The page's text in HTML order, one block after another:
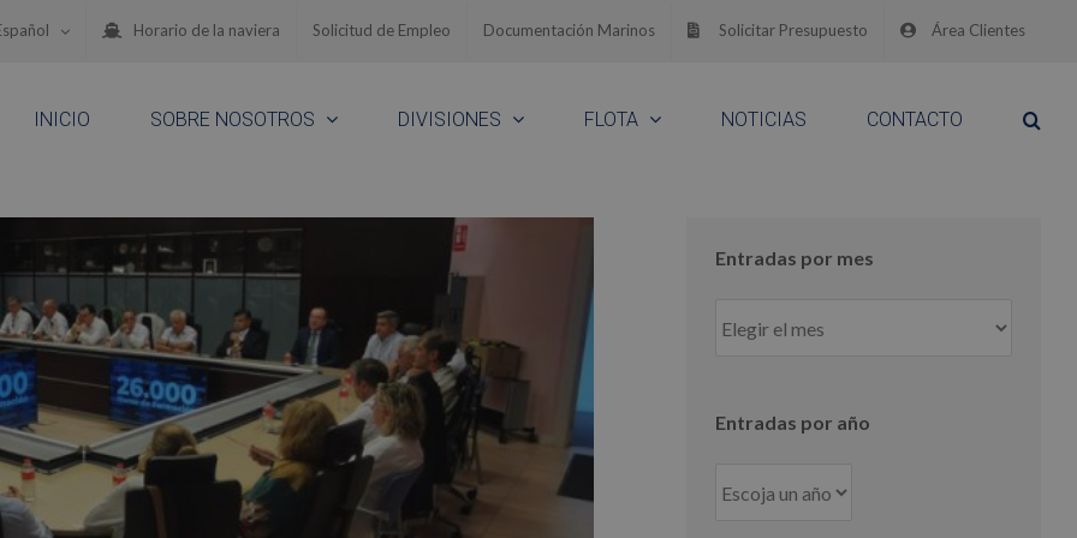
Horario de la naviera Solicitud de Empleo Documentación Marinos Solicitar Presupuesto Área Clientes
INICIO SOBRE NOSOTROS DIVISIONES FLOTA NOTICIAS CONTACTO
Entradas por mes
por
Entradas por año